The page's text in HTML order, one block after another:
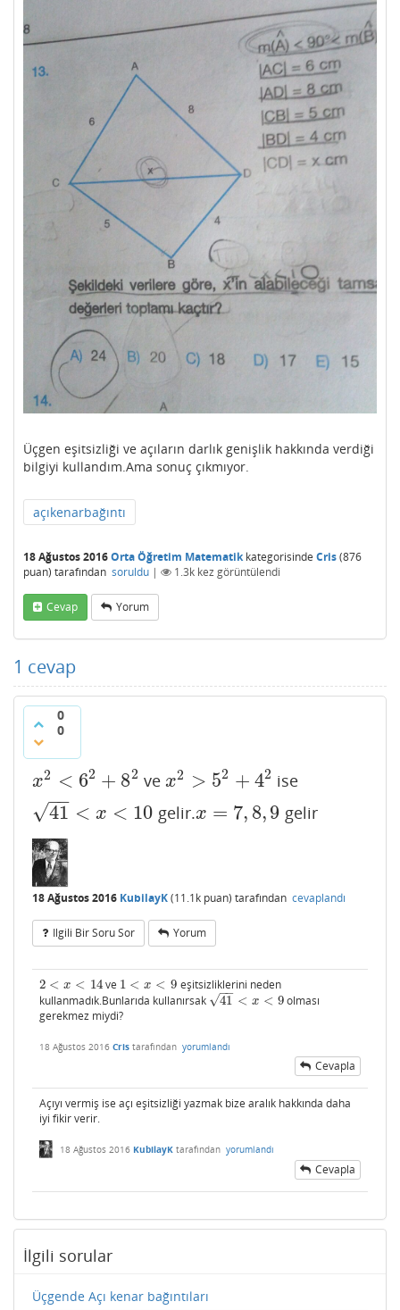
Üçgen eşitsizliği ve açıların darlık genişlik hakkında verdiği
bilgiyi kullandım.Ama sonuç çıkmıyor.
açıkenarbağıntı
18 Ağustos 2016Orta Öğretim Matematikkategorisinde Cris(876
puan) tarafından soruldu | 1.3k kez görüntülendi
Cevap Yorum
1 cevap
0
0
x2 < 62 + 82
x2< 62 +82 vex2 > 52 + 42
x2> 52 +42 ise
41
−−
√ < x < 10
41<x< 10 gelir.x = 7, 8,9
x= 7,8 ,9 gelir
18 Ağustos 2016 KubilayK(11.1k puan) tarafından cevaplandı
Ilgili Bir Soru Sor Yorum
2 < x < 14
2 <x< 14 ve 1 < x < 9
1 <x< 9
eşitsizliklerini neden
kullanmadık.Bunlarıda kullanırsak
41
−−
√ < x < 9
41<x <9
olması
gerekmez miydi?
18 Ağustos 2016 Cris tarafından yorumlandı
Cevapla
Açıyı vermiş ise açı eşitsizliği yazmak bize aralık hakkında daha
iyi fikir verir.
18 Ağustos 2016 KubilayK tarafından yorumlandı
Cevapla
İlgili sorular
Üçgende Açı kenar bağıntıları